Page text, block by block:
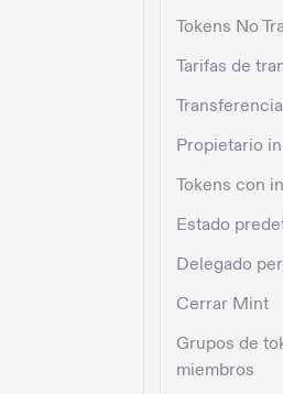
Tokens No
Tarifas de
Propietario
Tokens con
Estado
Delegado
Cerrar Mint
Grupos de
miembros